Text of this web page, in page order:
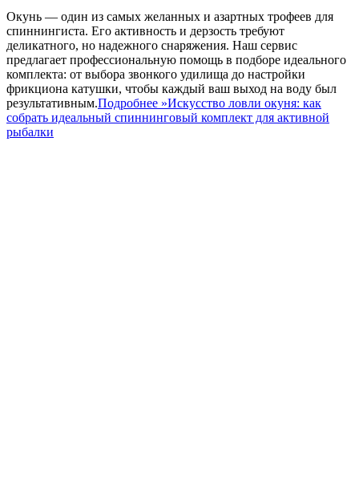
Окунь — один из самых желанных и азартных трофеев для
спиннингиста. Его активность и дерзость требуют
деликатного, но надежного снаряжения. Наш сервис
предлагает профессиональную помощь в подборе идеального
комплекта: от выбора звонкого удилища до настройки
фрикциона катушки, чтобы каждый ваш выход на воду был
результативным.Подробнее »Искусство ловли окуня: как
собрать идеальный спиннинговый комплект для активной
рыбалки